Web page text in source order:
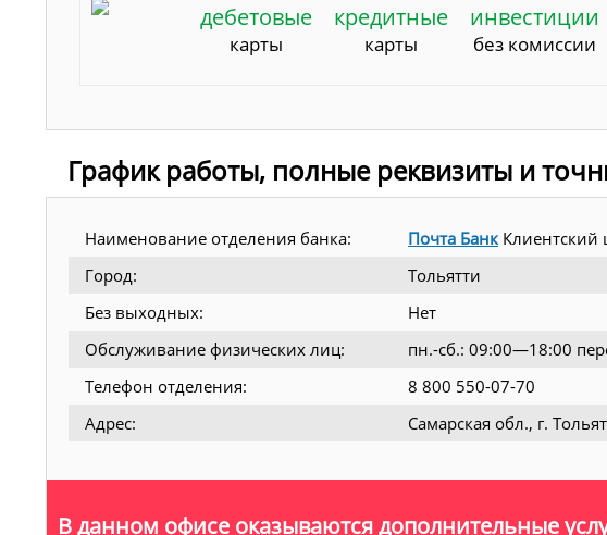
дебетовые
карты
кредитные
карты
инвестиции
без комиссии
График работы, полные реквизиты и
Наименование отделения банка: Почта Банк Клиентский
Город:
Тольятти
Без выходных:
Нет
Обслуживание физических лиц:
пн.-сб.: 09:00—18:00
Телефон отделения:
8 800 550-07-70
Адрес:
Самарская обл., г.
В данном офисе оказываются дополнительные